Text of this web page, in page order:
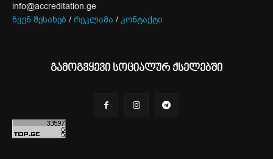
info@accreditation.ge
ჩვენ შესახებ / რეკლამა / კონტაქტი
გამოგვყევი სოციალურ ქსელებში